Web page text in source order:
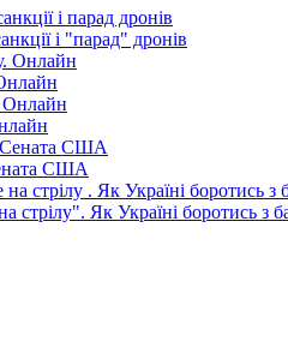
і "парад" дронів
США
Як Україні боротись з